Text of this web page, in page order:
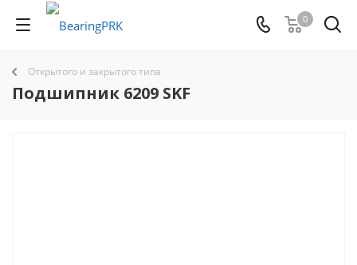
0
Открытого и закрытого типа
Подшипник 6209 SKF